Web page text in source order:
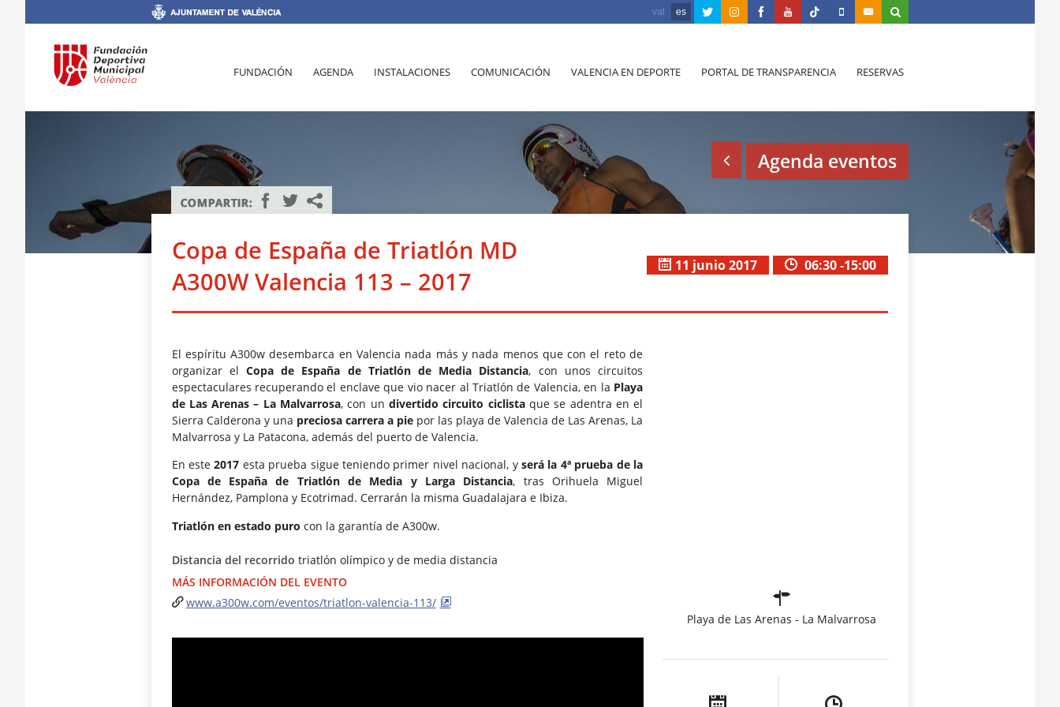
val es
FUNDACIÓN AGENDA INSTALACIONES COMUNICACIÓN VALENCIA EN DEPORTE PORTAL DE TRANSPARENCIA RESERVAS
Agenda eventos
Copa de España de Triatlón MD
A300W Valencia 113 – 2017
06:30 -15:00
11 junio 2017
El espíritu A300w desembarca en Valencia nada más y nada menos que con el reto de
organizar elCopa de España de Triatlón de Media Distancia, con unos circuitos
espectaculares recuperando el enclave que vio nacer al Triatlón de Valencia, en la Playa
de Las Arenas – La Malvarrosa, con un divertido circuito ciclistaque se adentra en el
Sierra Calderona y una preciosa carrera a piepor las playa de Valencia de Las Arenas, La
Malvarrosa y La Patacona, además del puerto de Valencia.
En este2017 esta prueba sigue teniendo primer nivel nacional, yserá la 4ª prueba de la
Copa de España de Triatlón de Media y Larga Distancia, tras Orihuela Miguel
Hernández, Pamplona y Ecotrimad. Cerrarán la misma Guadalajara e Ibiza.
Triatlón en estado puro con la garantía de A300w.
Distancia del recorrido triatlón olímpico y de media distancia
MÁS INFORMACIÓN DEL EVENTO
www.a300w.com/eventos/triatlon-valencia-113/
Playa de Las Arenas - La Malvarrosa